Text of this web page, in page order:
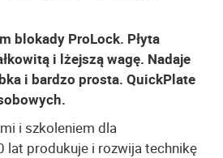
blokady ProLock. Płyta
i lżejszą wagę. Nadaje
i bardzo prosta. QuickPlate
i szkoleniem dla
lat produkuje i rozwija technikę